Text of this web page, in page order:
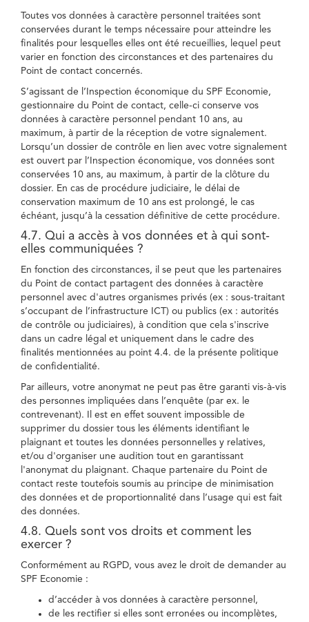
Toutes vos données à caractère personnel traitées sont
conservées durant le temps nécessaire pour atteindre les
finalités pour lesquelles elles ont été recueillies, lequel peut
varier en fonction des circonstances et des partenaires du
Point de contact concernés.
S’agissant de l’Inspection économique du SPF Economie,
gestionnaire du Point de contact, celle-ci conserve vos
données à caractère personnel pendant 10 ans, au
maximum, à partir de la réception de votre signalement.
Lorsqu’un dossier de contrôle en lien avec votre signalement
est ouvert par l’Inspection économique, vos données sont
conservées 10 ans, au maximum, à partir de la clôture du
dossier. En cas de procédure judiciaire, le délai de
conservation maximum de 10 ans est prolongé, le cas
échéant, jusqu’à la cessation définitive de cette procédure.
4.7. Qui a accès à vos données et à qui sont-
elles communiquées ?
En fonction des circonstances, il se peut que les partenaires
du Point de contact partagent des données à caractère
personnel avec d'autres organismes privés (ex : sous-traitant
s’occupant de l’infrastructure ICT) ou publics (ex : autorités
de contrôle ou judiciaires), à condition que cela s'inscrive
dans un cadre légal et uniquement dans le cadre des
finalités mentionnées au point 4.4. de la présente politique
de confidentialité.
Par ailleurs, votre anonymat ne peut pas être garanti vis-à-vis
des personnes impliquées dans l’enquête (par ex. le
contrevenant). Il est en effet souvent impossible de
supprimer du dossier tous les éléments identifiant le
plaignant et toutes les données personnelles y relatives,
et/ou d'organiser une audition tout en garantissant
l'anonymat du plaignant. Chaque partenaire du Point de
contact reste toutefois soumis au principe de minimisation
des données et de proportionnalité dans l’usage qui est fait
des données.
4.8. Quels sont vos droits et comment les
exercer ?
Conformément au RGPD, vous avez le droit de demander au
SPF Economie :
d’accéder à vos données à caractère personnel,
de les rectifier si elles sont erronées ou incomplètes,